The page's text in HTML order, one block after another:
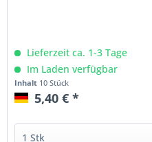
Lieferzeit ca. 1-3 Tage
Im Laden verfügbar
Inhalt 10 Stück
5,40 € *